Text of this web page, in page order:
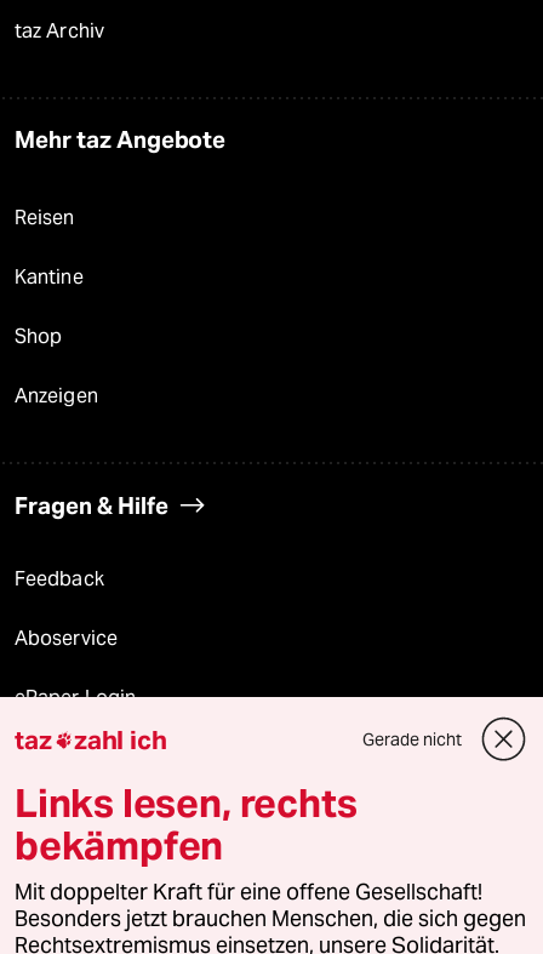
taz Archiv
Mehr taz Angebote
Reisen
Kantine
Shop
Anzeigen
Fragen & Hilfe
Feedback
Aboservice
ePaper Login
Downloads für Abonnierende
© 2026 taz Verlags und Vertriebs GmbH
Alle Rechte vorbehalten. Bei rechtlichen Fragen oder für Genehmigungen
wenden Sie sich bitte an lizenzen@taz.de
taz zahl ich Gerade nicht
Links lesen, rechts
bekämpfen
Mit doppelter Kraft für eine offene Gesellschaft!
Besonders jetzt brauchen Menschen, die sich gegen
Rechtsextremismus einsetzen, unsere Solidarität.